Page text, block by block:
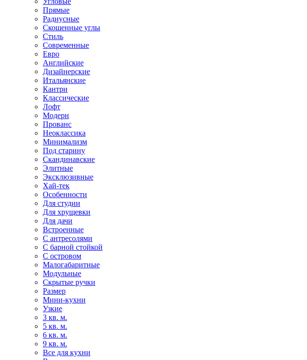
Прямые
Радиусные
Скошенные углы
Стиль
Современные
Евро
Английские
Дизайнерские
Итальянские
Кантри
Классические
Лофт
Модерн
Прованс
Неоклассика
Минимализм
Под старину
Скандинавские
Элитные
Эксклюзивные
Хай-тек
Особенности
Для студии
Для хрущевки
Для дачи
Встроенные
С антресолями
С барной стойкой
С островом
Малогабаритные
Модульные
Скрытые ручки
Размер
Мини-кухни
Узкие
3 кв. м.
5 кв. м.
6 кв. м.
9 кв. м.
Все для кухни